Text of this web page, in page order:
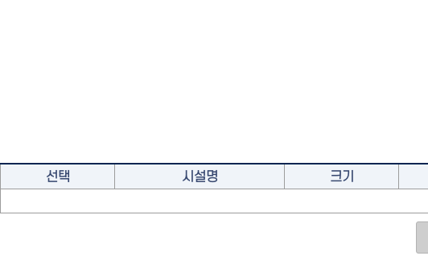
선택 시설명 크기